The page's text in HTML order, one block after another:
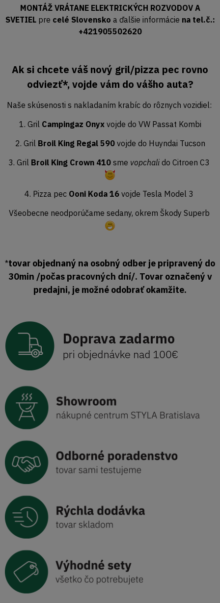
MONTÁŽ VRÁTANE ELEKTRICKÝCH ROZVODOV A
SVETIEL pre celé Slovensko a ďalšie informácie na tel.č.:
+421905502620
Ak si chcete váš nový gril/pizza pec rovno
odviezť*, vojde vám do vášho auta?
Naše skúsenosti s nakladaním krabíc do rôznych vozidiel:
1. Gril Campingaz Onyx vojde do VW Passat Kombi
2. Gril Broil King Regal 590vojde do Huyndai Tucson
3. Gril Broil King Crown 410 sme vopchali do Citroen C3
4. Pizza pec Ooni Koda 16 vojde Tesla Model 3
Všeobecne neodporúčame sedany, okrem Škody Superb
*tovar objednaný na osobný odber je pripravený do
30min /počas pracovných dní/. Tovar označený v
predajni, je možné odobrať okamžite.